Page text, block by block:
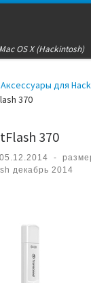
OS X (Hackintosh)
Аксессуары для
370
370
05.12.2014 -
декабрь 2014